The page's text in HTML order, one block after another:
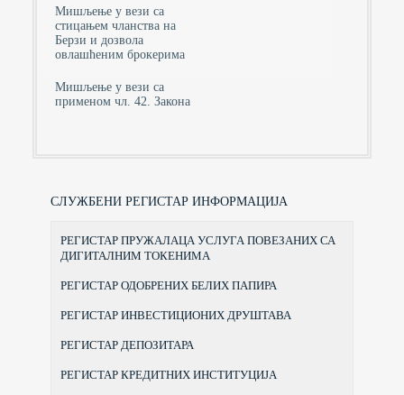
Мишљење у вези са
стицањем чланства на
Берзи и дозвола
овлашћеним брокерима
Мишљење у вези са
применом чл. 42. Закона
СЛУЖБЕНИ РЕГИСТАР ИНФОРМАЦИЈА
РЕГИСТАР ПРУЖАЛАЦА УСЛУГА ПОВЕЗАНИХ СА
ДИГИТАЛНИМ ТОКЕНИМА
РЕГИСТАР ОДОБРЕНИХ БЕЛИХ ПАПИРА
РЕГИСТАР ИНВЕСТИЦИОНИХ ДРУШТАВА
РЕГИСТАР ДЕПОЗИТАРА
РЕГИСТАР КРЕДИТНИХ ИНСТИТУЦИЈА